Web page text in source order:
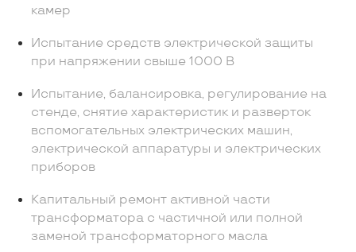
камер
Испытание средств электрической защиты
при напряжении свыше 1000 В
Испытание, балансировка, регулирование на
стенде, снятие характеристик и разверток
вспомогательных электрических машин,
электрической аппаратуры и электрических
приборов
Капитальный ремонт активной части
трансформатора с частичной или полной
заменой трансформаторного масла